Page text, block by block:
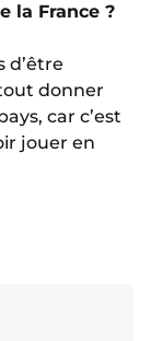
la France ?
d’être
donner
car c’est
jouer en